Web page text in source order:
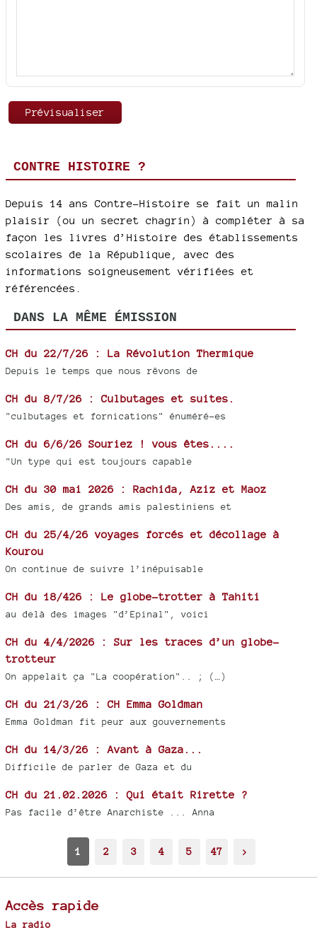
CONTRE HISTOIRE ?
Depuis 14 ans Contre-Histoire se fait un malin
plaisir (ou un secret chagrin) à compléter à sa
façon les livres d’Histoire des établissements
scolaires de la République, avec des
informations soigneusement vérifiées et
référencées.
DANS LA MÊME ÉMISSION
CH du 22/7/26 : La Révolution Thermique
Depuis le temps que nous rêvons de
CH du 8/7/26 : Culbutages et suites.
"culbutages et fornications" énuméré-es
CH du 6/6/26 Souriez ! vous êtes....
"Un type qui est toujours capable
CH du 30 mai 2026 : Rachida, Aziz et Maoz
Des amis, de grands amis palestiniens et
CH du 25/4/26 voyages forcés et décollage à
Kourou
On continue de suivre l’inépuisable
CH du 18/426 : Le globe-trotter à Tahiti
au delà des images "d’Epinal", voici
CH du 4/4/2026 : Sur les traces d’un globe-
trotteur
On appelait ça "La coopération".. ; (…)
CH du 21/3/26 : CH Emma Goldman
Emma Goldman fit peur aux gouvernements
CH du 14/3/26 : Avant à Gaza...
Difficile de parler de Gaza et du
CH du 21.02.2026 : Qui était Rirette ?
Pas facile d’être Anarchiste ... Anna
1 2 3 4 5 47 >
Accès rapide
La radio